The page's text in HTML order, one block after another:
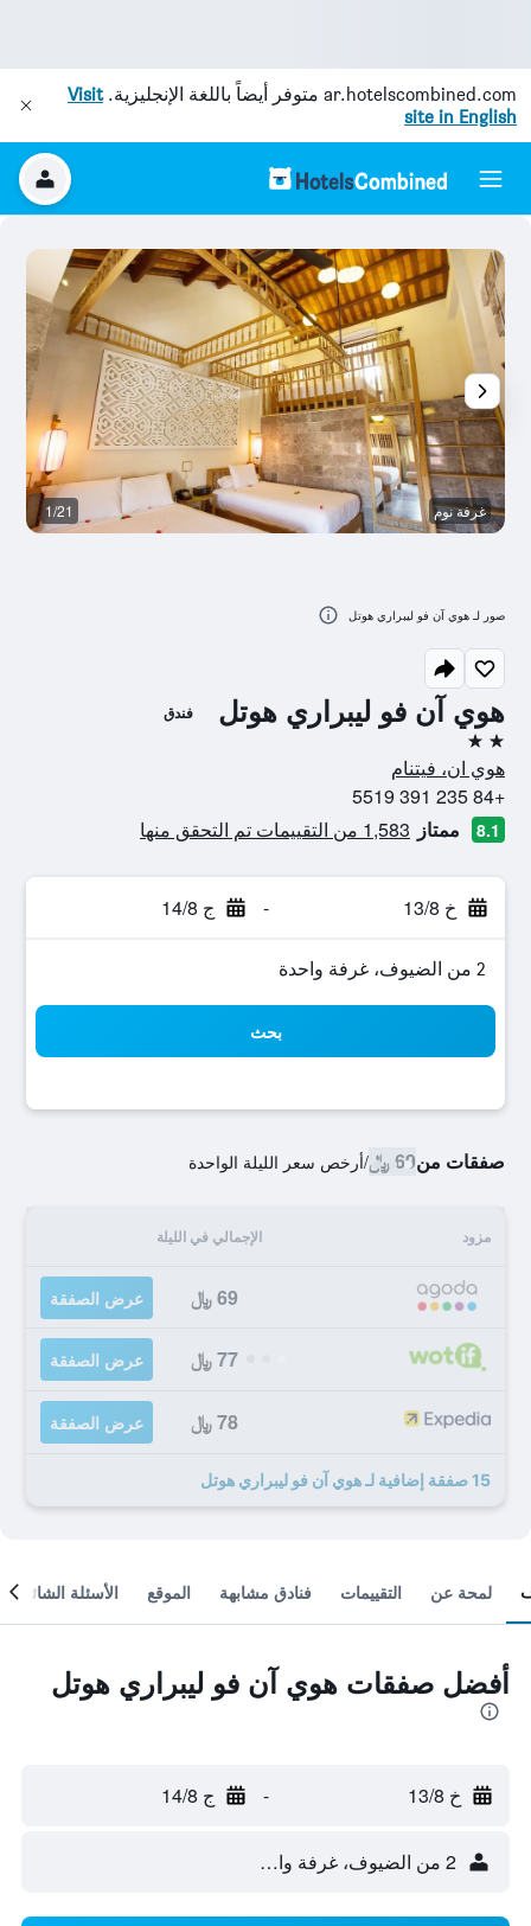
ar.hotelscombined.com متوفر أيضاً باللغة الإنجليزية.Visit
site in English
هوي آن فو ليبراري هوتل فندق
2 نجمتين
هوي ان، فيتنام
+84 235 391 5519
8.1 ممتاز 1,583 من التقييمات تم التحقق منها
خ 13/8 - ج 14/8
2 من الضيوف، غرفة واحدة
بحث
صفقات من69 ﷼ /أرخص سعر الليلة الواحدة
مزود الإجمالي في الليلة
69 ﷼ عرض الصفقة
77 ﷼ عرض الصفقة
78 ﷼ عرض الصفقة
15 صفقة إضافية لـ هوي آن فو ليبراري هوتل
غرفة نوم 1/21
صور لـ هوي آن فو ليبراري هوتل
لمحة عن التقييمات فنادق مشابهة الموقع الأسئلة الشائعة
أفضل صفقات هوي آن فو ليبراري هوتل
خ 13/8 - ج 14/8
2 من الضيوف، غرفة واحدة